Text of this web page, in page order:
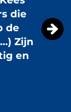
die
de
Zijn
en